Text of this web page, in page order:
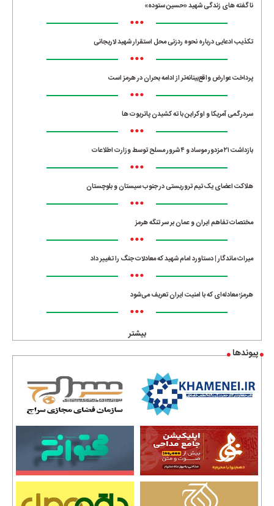
ناگفته های زندگی شهید «حسین ستوده»
•••
تکذیب ادعایی درباره نحوه ردزنی محل استقرار شهید لاریجانی
•••
پرداخت عوارض واقع‌بینانه‌تر از ادامه بحران در هرمز است
•••
سردرگمی آمریکا و اوکراین با ته کشیدن پاتریوت ها
•••
بازداشت ۲۱ مزدور موساد و ۴ شرور مسلح توسط وزارت اطلاعات
•••
هلاکت اعضای یک تیم تروریستی در جنوب سیستان و بلوچستان
•••
مختصات تفاهم ایران و عمان بر سر تنگه هرمز
•••
میراث ماندگار | دستاورد امام شهید که معادلات جنگ را تغییر داد
•••
هرمز؛ معادله‌ای که با امنیت ایران تعریف می‌شود
•••
بیشتر
پیوندها